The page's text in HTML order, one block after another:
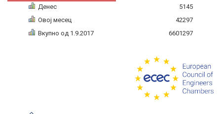
Денес
5145
Овој месец
42297
Вкупно од 1.9.2017
6601297